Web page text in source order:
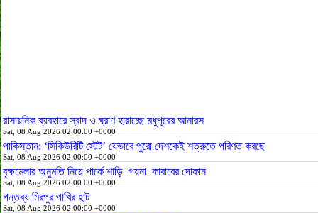
রাসায়নিক ব্যবহারে স্বাদ ও ঘ্রাণ হারাচ্ছে মধুপুরের আনারস
Sat, 08 Aug 2026 02:00:00 +0000
পাকিস্তান: ‘সিকিউরিটি স্টেট’ যেভাবে পুরো দেশকেই শত্রুতে পরিণত করছে
Sat, 08 Aug 2026 02:00:00 +0000
বৃক্ষমেলার অনুমতি নিয়ে পার্কে শাড়ি–গয়না–কাবাবের দোকান
Sat, 08 Aug 2026 02:00:00 +0000
গন্তব্য মিরপুর পাখির হাট
Sat, 08 Aug 2026 02:00:00 +0000